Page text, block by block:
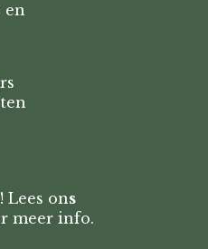
en
Lees ons
meer info.